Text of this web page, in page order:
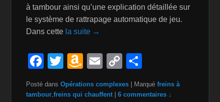
à tambour ainsi qu’une explication détaillée sur
le système de rattrapage automatique de jeu.
Dans cette la suite →
F
c
T
wi
tt
A
a
E
ail
C
p
ta
Posté dans Opérations complexes Marqué freins à
tambour,freins qui chauffent |6 commentaires ↓